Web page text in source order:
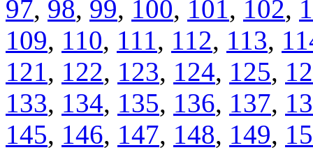
97, 98, 99, 100, 101, 102,
109, 110, 111, 112, 113,
121, 122, 123, 124, 125,
133, 134, 135, 136, 137,
145, 146, 147, 148, 149,